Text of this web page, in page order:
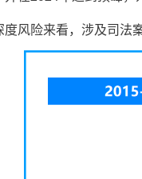
风险来看，涉及司法